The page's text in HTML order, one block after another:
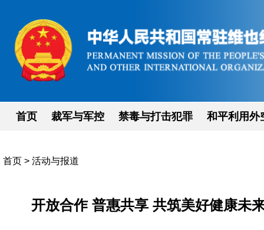
首页 裁军与军控 禁毒与打击犯罪 和平利用外
首页 > 活动与报道
开放合作 普惠共享 共筑美好健康